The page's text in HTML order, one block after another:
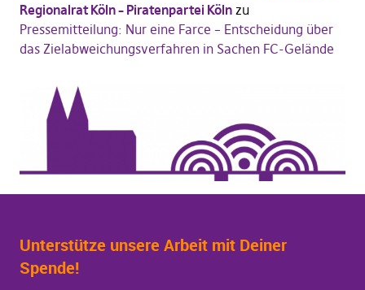
Regionalrat Köln – Piratenpartei Kölnzu
Pressemitteilung: Nur eine Farce – Entscheidung über
das Zielabweichungsverfahren in Sachen FC-Gelände
Unterstütze unsere Arbeit mit Deiner
Spende!